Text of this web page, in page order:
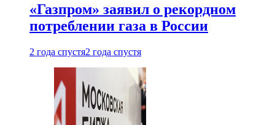
«Газпром» заявил о рекордном
потреблении газа в России
2 года спустя2 года спустя